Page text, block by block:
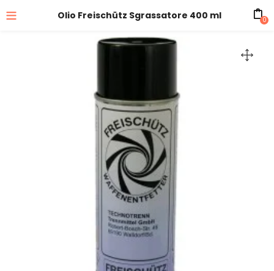
Olio Freischütz Sgrassatore 400 ml 0